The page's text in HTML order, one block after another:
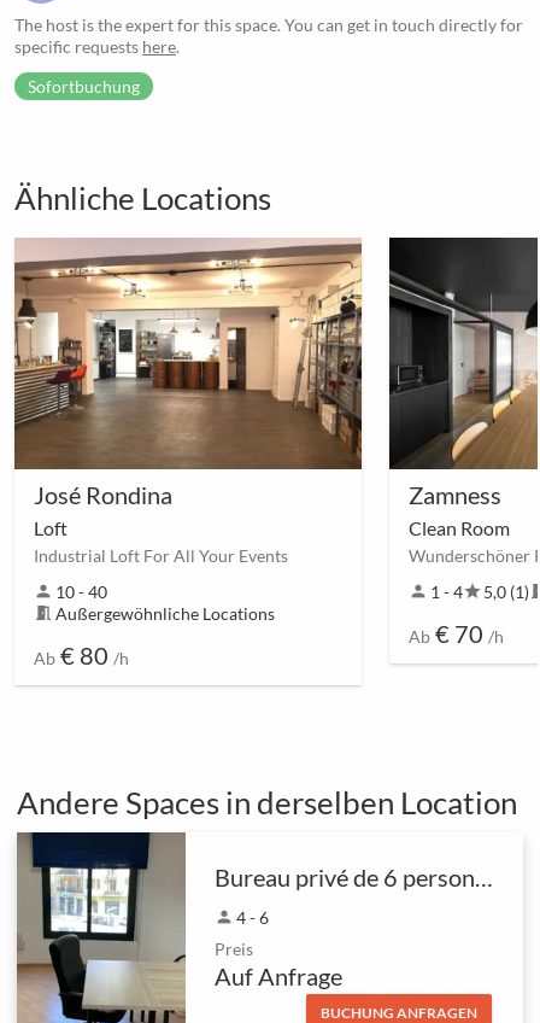
The host is the expert for this space. You can get in touch directly for
specific requests here.
Sofortbuchung
Ähnliche Locations
José Rondina
Loft
Industrial Loft For All Your Events
person 10 - 40
meeting_room Außergewöhnliche Locations
Ab € 80 /h
Zamness
Clean Room
person 1 - 4star5,0 (1)
Ab € 70 /h
Andere Spaces in derselben Location
person 4 - 6
Preis
Auf Anfrage
BUCHUNG ANFRAGEN